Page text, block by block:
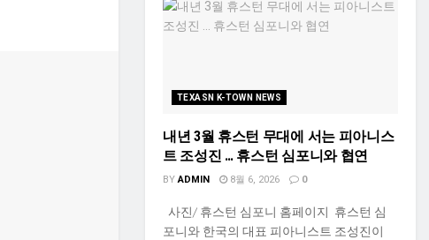
TEXASN K-TOWN NEWS
내년 3월 휴스턴 무대에 서는 피아니스
트 조성진 … 휴스턴 심포니와 협연
BY ADMIN 8월 6, 2026 0
사진/ 휴스턴 심포니 홈페이지 휴스턴 심
포니와 한국의 대표 피아니스트 조성진이